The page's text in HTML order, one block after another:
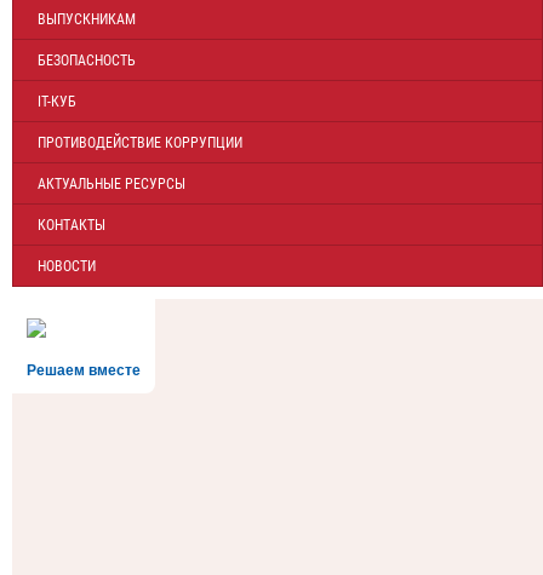
ВЫПУСКНИКАМ
БЕЗОПАСНОСТЬ
IT-КУБ
ПРОТИВОДЕЙСТВИЕ КОРРУПЦИИ
АКТУАЛЬНЫЕ РЕСУРСЫ
КОНТАКТЫ
НОВОСТИ
Решаем вместе